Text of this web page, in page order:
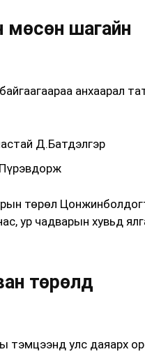
мөсөн шагайн
анхаарал
Д.Батдэлгэр
төрөл
ур чадварын хувьд
төрөлд
тэмцээнд улс даяарх